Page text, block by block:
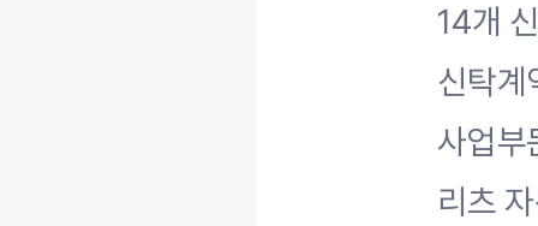
14개
신탁계
사업부
리츠